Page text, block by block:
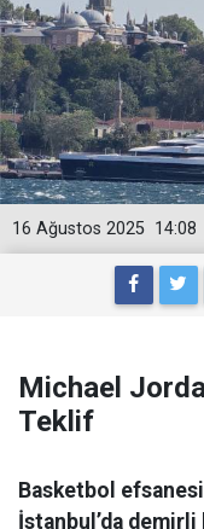
14:08
16 Ağustos 2025
Michael
Teklif
Basketbol
İstanbul’da